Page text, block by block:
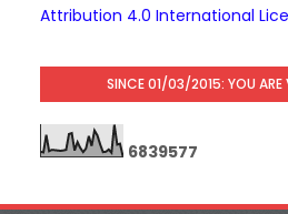
Attribution 4.0 International
SINCE 01/03/2015: YOU ARE
6839577